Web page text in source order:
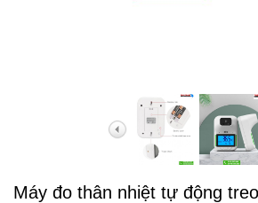
Máy đo thân nhiệt tự động